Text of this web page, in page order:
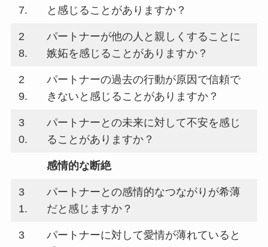
7.
と感じることがありますか？
2
8.
パートナーが他の人と親しくすることに
嫉妬を感じることがありますか？
2
9.
パートナーの過去の行動が原因で信頼で
きないと感じることがありますか？
3
0.
パートナーとの未来に対して不安を感じ
ることがありますか？
感情的な断絶
3
1.
パートナーとの感情的なつながりが希薄
だと感じますか？
3
パートナーに対して愛情が薄れていると